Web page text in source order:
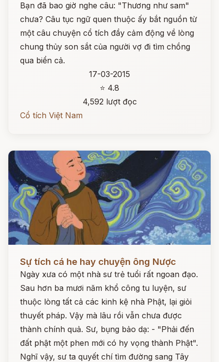
Bạn đã bao giờ nghe câu: "Thương như sam"
chưa? Câu tục ngữ quen thuộc ấy bắt nguồn từ
một câu chuyện cổ tích đầy cảm động về lòng
chung thủy son sắt của người vợ đi tìm chồng
qua biển cả.
17-03-2015
⭐ 4.8
4,592 lượt đọc
Cổ tích Việt Nam
Sự tích cá he hay chuyện ông Nược
Ngày xưa có một nhà sư trẻ tuổi rất ngoan đạo.
Sau hơn ba mươi năm khổ công tu luyện, sư
thuộc lòng tất cả các kinh kệ nhà Phật, lại giỏi
thuyết pháp. Vậy mà lâu rồi vẫn chưa được
thành chính quả. Sư, bụng bảo dạ: - "Phải đến
đất phật một phen mới có hy vọng thành Phật".
Nghĩ vậy, sư ta quyết chí tìm đường sang Tây